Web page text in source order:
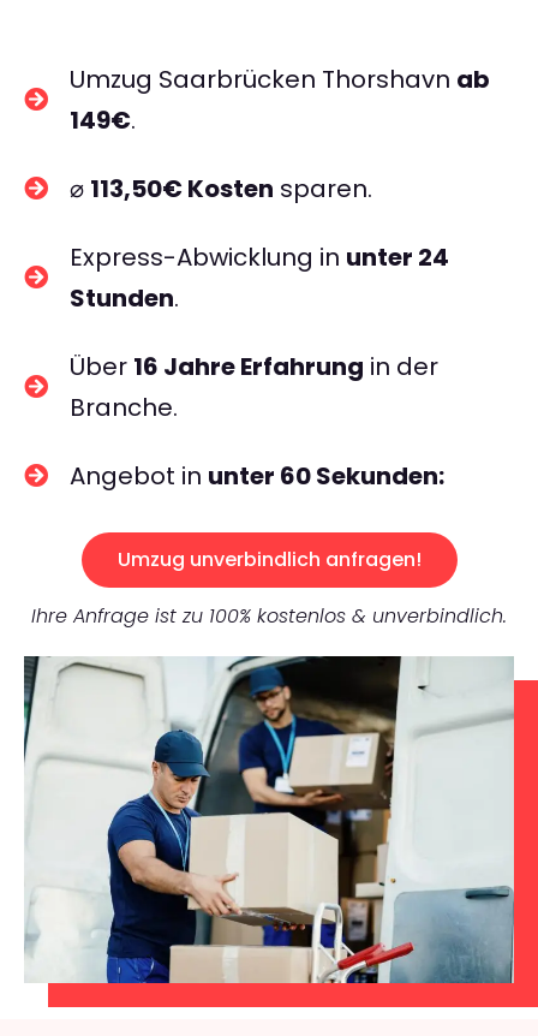
Umzug Saarbrücken Thorshavn ab
149€.
⌀ 113,50€ Kosten sparen.
Express-Abwicklung in unter 24
Stunden.
Über 16 Jahre Erfahrung in der
Branche.
Angebot in unter 60 Sekunden:
Umzug unverbindlich anfragen!
Ihre Anfrage ist zu 100% kostenlos & unverbindlich.